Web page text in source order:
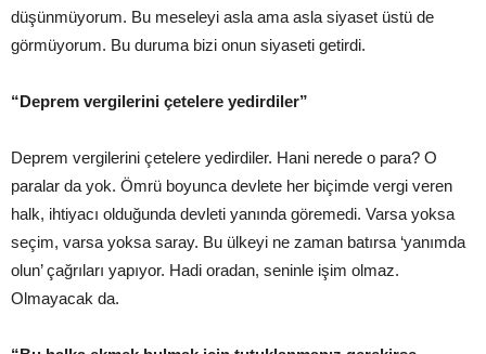
düşünmüyorum. Bu meseleyi asla ama asla siyaset üstü de
görmüyorum. Bu duruma bizi onun siyaseti getirdi.
“Deprem vergilerini çetelere yedirdiler”
Deprem vergilerini çetelere yedirdiler. Hani nerede o para? O
paralar da yok. Ömrü boyunca devlete her biçimde vergi veren
halk, ihtiyacı olduğunda devleti yanında göremedi. Varsa yoksa
seçim, varsa yoksa saray. Bu ülkeyi ne zaman batırsa ‘yanımda
olun’ çağrıları yapıyor. Hadi oradan, seninle işim olmaz.
Olmayacak da.